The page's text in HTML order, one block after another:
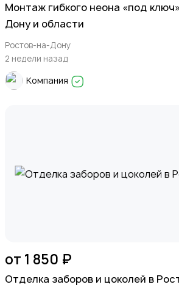
Хэндмейд
Скрипты и программное
Монтаж гибкого неона «под
Дону и области
Ростов-на-Дону
2 недели назад
Компания
от 1 850 ₽
Отделка заборов и цоколей в